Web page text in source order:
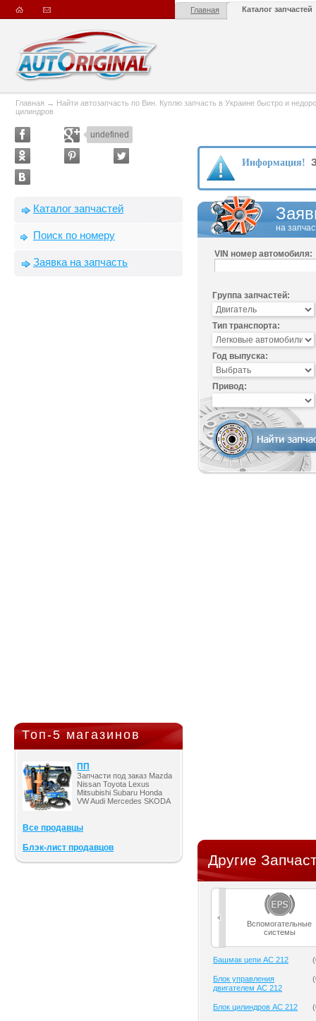
Главная Каталог запчастей
Главная → Найти автозапчасть по Вин. Куплю запчасть в Украине быстро и
цилиндров
undefined
Каталог запчастей
Поиск по номеру
Заявка на запчасть
Топ-5 магазинов
ПП
Запчасти под заказ Mazda
Nissan Toyota Lexus
Mitsubishi Subaru Honda
VW Audi Mercedes SKODA
Все продавцы
Блэк-лист продавцов
Информация!
на
VIN номер автомобиля:
Группа запчастей:
Тип транспорта:
Год выпуска:
Привод:
Другие
Вспомогательные
системы
Башмак цепи AC 212 (
Блок управления
двигателем AC 212
(
Блок цилиндров AC 212 (